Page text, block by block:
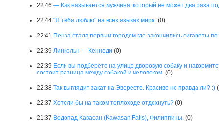
22:46 — Как называется мужчина, который не может два раза
22:44 "Я тебя люблю" на всех языках мира: (0)
22:41 Пенза стала первым городом где закончились сигареты
22:39 Линкольн — Кеннеди (0)
22:39 Если вы подберете на улице дворовую собаку и
состоит разница между собакой и человеком. (0)
22:38 Так выглядит закат на Эвересте. Красиво не правда ли? :)
22:37 Хотели бы на таком теплоходе отдохнуть? (0)
21:37 Водопад Кавасан (Kawasan Falls), Филиппины. (0)